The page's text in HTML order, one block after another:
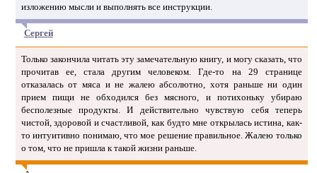
изложению мысли и выполнять все инструкции.
Сергей
Только закончила читать эту замечательную книгу, и могу сказать, что
прочитав ее, стала другим человеком. Где-то на 29 странице
отказалась от мяса и не жалею абсолютно, хотя раньше ни один
прием пищи не обходился без мясного, и потихоньку убираю
бесполезные продукты. И действительно чувствую себя теперь
чистой, здоровой и счастливой, как будто мне открылась истина, как-
то интуитивно понимаю, что мое решение правильное. Жалею только
о том, что не пришла к такой жизни раньше.